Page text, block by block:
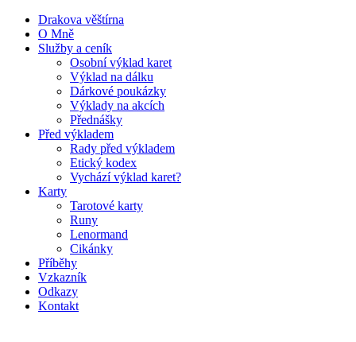
Drakova věštírna
O Mně
Služby a ceník
Osobní výklad karet
Výklad na dálku
Dárkové poukázky
Výklady na akcích
Přednášky
Před výkladem
Rady před výkladem
Etický kodex
Vychází výklad karet?
Karty
Tarotové karty
Runy
Lenormand
Cikánky
Příběhy
Vzkazník
Odkazy
Kontakt